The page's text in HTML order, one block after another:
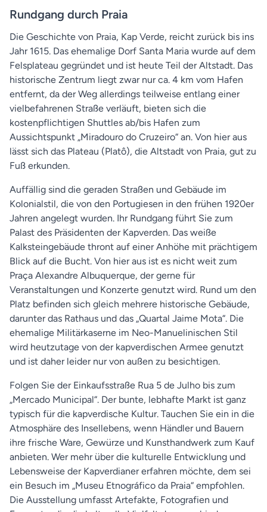
Rundgang durch Praia
Die Geschichte von Praia, Kap Verde, reicht zurück bis ins
Jahr 1615. Das ehemalige Dorf Santa Maria wurde auf dem
Felsplateau gegründet und ist heute Teil der Altstadt. Das
historische Zentrum liegt zwar nur ca. 4 km vom Hafen
entfernt, da der Weg allerdings teilweise entlang einer
vielbefahrenen Straße verläuft, bieten sich die
kostenpflichtigen Shuttles ab/bis Hafen zum
Aussichtspunkt „Miradouro do Cruzeiro“ an. Von hier aus
lässt sich das Plateau (Platô), die Altstadt von Praia, gut zu
Fuß erkunden.
Auffällig sind die geraden Straßen und Gebäude im
Kolonialstil, die von den Portugiesen in den frühen 1920er
Jahren angelegt wurden. Ihr Rundgang führt Sie zum
Palast des Präsidenten der Kapverden. Das weiße
Kalksteingebäude thront auf einer Anhöhe mit prächtigem
Blick auf die Bucht. Von hier aus ist es nicht weit zum
Praça Alexandre Albuquerque, der gerne für
Veranstaltungen und Konzerte genutzt wird. Rund um den
Platz befinden sich gleich mehrere historische Gebäude,
darunter das Rathaus und das „Quartal Jaime Mota“. Die
ehemalige Militärkaserne im Neo-Manuelinischen Stil
wird heutzutage von der kapverdischen Armee genutzt
und ist daher leider nur von außen zu besichtigen.
Folgen Sie der Einkaufsstraße Rua 5 de Julho bis zum
„Mercado Municipal“. Der bunte, lebhafte Markt ist ganz
typisch für die kapverdische Kultur. Tauchen Sie ein in die
Atmosphäre des Insellebens, wenn Händler und Bauern
ihre frische Ware, Gewürze und Kunsthandwerk zum Kauf
anbieten. Wer mehr über die kulturelle Entwicklung und
Lebensweise der Kapverdianer erfahren möchte, dem sei
ein Besuch im „Museu Etnográfico da Praia“ empfohlen.
Die Ausstellung umfasst Artefakte, Fotografien und